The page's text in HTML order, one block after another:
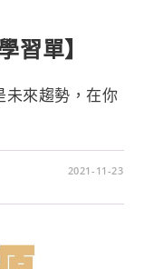
習單】
未來趨勢，在你
2021-11-23